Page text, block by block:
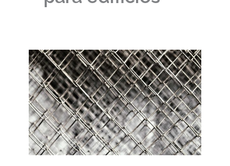
El
metal
Deployé,
el
mejor
recurso
reciclable
para